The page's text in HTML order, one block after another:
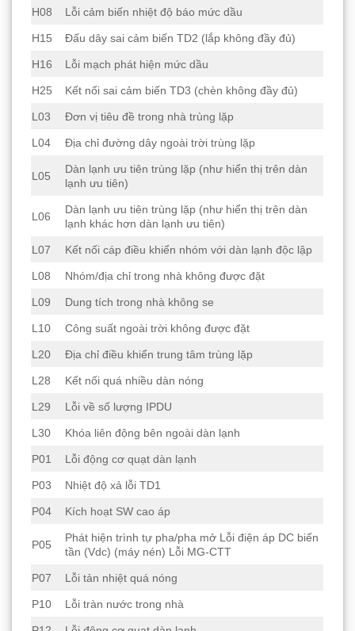
H08 Lỗi cảm biến nhiệt độ báo mức dầu
H15 Đấu dây sai cảm biến TD2 (lắp không đầy đủ)
H16 Lỗi mạch phát hiện mức dầu
H25 Kết nối sai cảm biến TD3 (chèn không đầy đủ)
L03 Đơn vị tiêu đề trong nhà trùng lặp
L04 Địa chỉ đường dây ngoài trời trùng lặp
L05
Dàn lạnh ưu tiên trùng lặp (như hiển thị trên dàn
lạnh ưu tiên)
L06
Dàn lạnh ưu tiên trùng lặp (như hiển thị trên dàn
lạnh khác hơn dàn lạnh ưu tiên)
L07 Kết nối cáp điều khiển nhóm với dàn lạnh độc lập
L08 Nhóm/địa chỉ trong nhà không được đặt
L09 Dung tích trong nhà không se
L10 Công suất ngoài trời không được đặt
L20 Địa chỉ điều khiển trung tâm trùng lặp
L28 Kết nối quá nhiều dàn nóng
L29 Lỗi về số lượng IPDU
L30 Khóa liên động bên ngoài dàn lạnh
P01 Lỗi động cơ quạt dàn lạnh
P03 Nhiệt độ xả lỗi TD1
P04 Kích hoạt SW cao áp
P05
Phát hiện trình tự pha/pha mở Lỗi điện áp DC biến
tần (Vdc) (máy nén) Lỗi MG-CTT
P07 Lỗi tản nhiệt quá nóng
P10 Lỗi tràn nước trong nhà